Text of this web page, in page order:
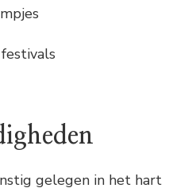
gelegen in het hart